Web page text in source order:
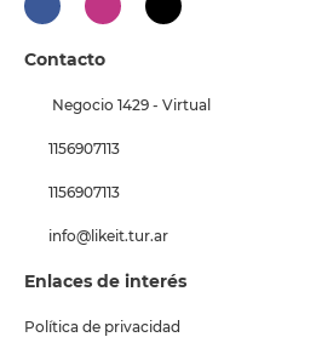
Contacto
Negocio 1429 - Virtual
1156907113
1156907113
info@likeit.tur.ar
Enlaces de interés
Política de privacidad